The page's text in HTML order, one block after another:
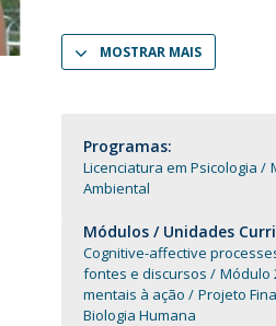
MYFCH
Family andMOSTRAR MAIS
Programas:
Licenciatura em Psicologia
Ambiental
Módulos / Unidades
Cognitive-affective
fontes e discursos
Módulo
mentais à ação
Projeto
Biologia Humana